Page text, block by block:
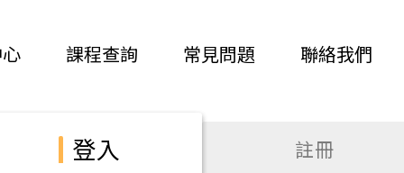
課程查詢 常見問題 聯絡我們
登入 註冊